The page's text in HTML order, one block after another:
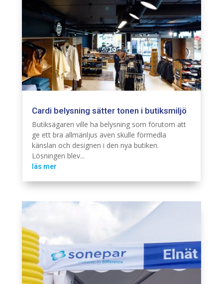
Cardi belysning sätter tonen i butiksmiljö
Butiksägaren ville ha belysning som förutom att
ge ett bra allmänljus även skulle förmedla
känslan och designen i den nya butiken.
Lösningen blev...
läs mer